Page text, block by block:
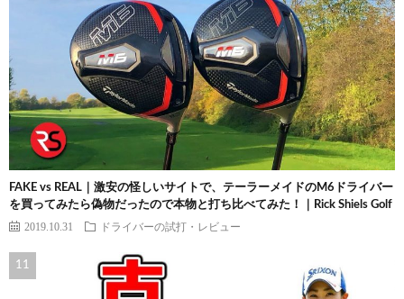
FAKE vs REAL｜激安の怪しいサイトで、テーラーメイドのM6ドライバー
を買ってみたら偽物だったので本物と打ち比べてみた！｜Rick Shiels Golf
2019.10.31 ドライバーの試打・レビュー